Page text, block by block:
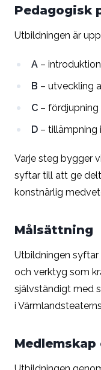
Pedagogisk
Utbildningen är
A –
B – utveckling
C –
D – tillämpning
Varje steg bygger
syftar till att ge
konstnärlig
Målsättning
Utbildningen
och verktyg som
självständigt med
i